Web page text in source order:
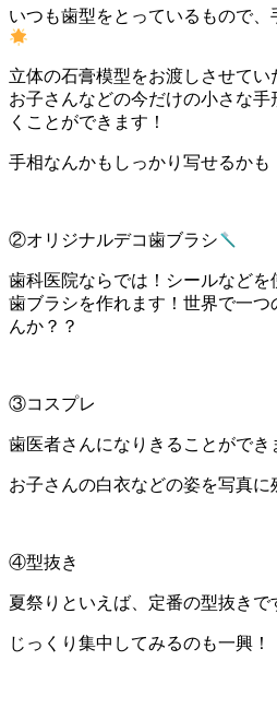
いつも歯型をとっているもので
立体の石膏模型をお渡しさせて
お子さんなどの今だけの小さな
くことができます！
手相なんかもしっかり写せるかも
②オリジナルデコ歯ブラシ
歯科医院ならでは！シールなど
歯ブラシを作れます！世界で一
んか？？
③コスプレ
歯医者さんになりきることができ
お子さんの白衣などの姿を写真
④型抜き
夏祭りといえば、定番の型抜きで
じっくり集中してみるのも一興！